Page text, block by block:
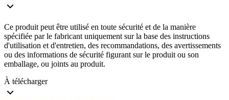
Ce produit peut être utilisé en toute sécurité et de la manière
spécifiée par le fabricant uniquement sur la base des instructions
d'utilisation et d'entretien, des recommandations, des avertissements
ou des informations de sécurité figurant sur le produit ou son
emballage, ou joints au produit.
À télécharger